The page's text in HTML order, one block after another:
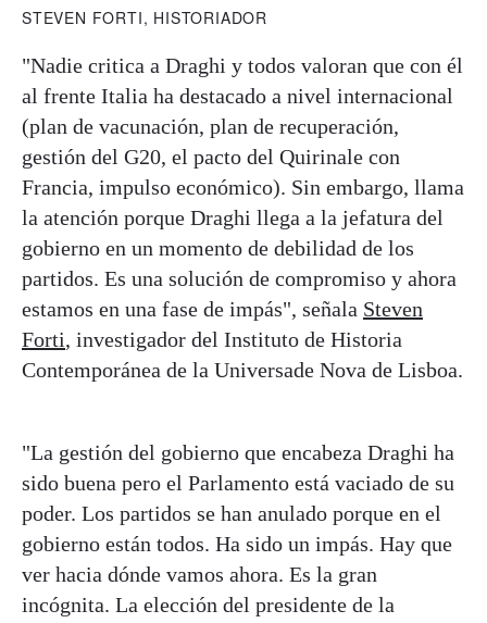
STEVEN FORTI, HISTORIADOR
"Nadie critica a Draghi y todos valoran que con él
al frente Italia ha destacado a nivel internacional
(plan de vacunación, plan de recuperación,
gestión del G20, el pacto del Quirinale con
Francia, impulso económico). Sin embargo, llama
la atención porque Draghi llega a la jefatura del
gobierno en un momento de debilidad de los
partidos. Es una solución de compromiso y ahora
estamos en una fase de impás", señala Steven
Forti, investigador del Instituto de Historia
Contemporánea de la Universade Nova de Lisboa.
"La gestión del gobierno que encabeza Draghi ha
sido buena pero el Parlamento está vaciado de su
poder. Los partidos se han anulado porque en el
gobierno están todos. Ha sido un impás. Hay que
ver hacia dónde vamos ahora. Es la gran
incógnita. La elección del presidente de la